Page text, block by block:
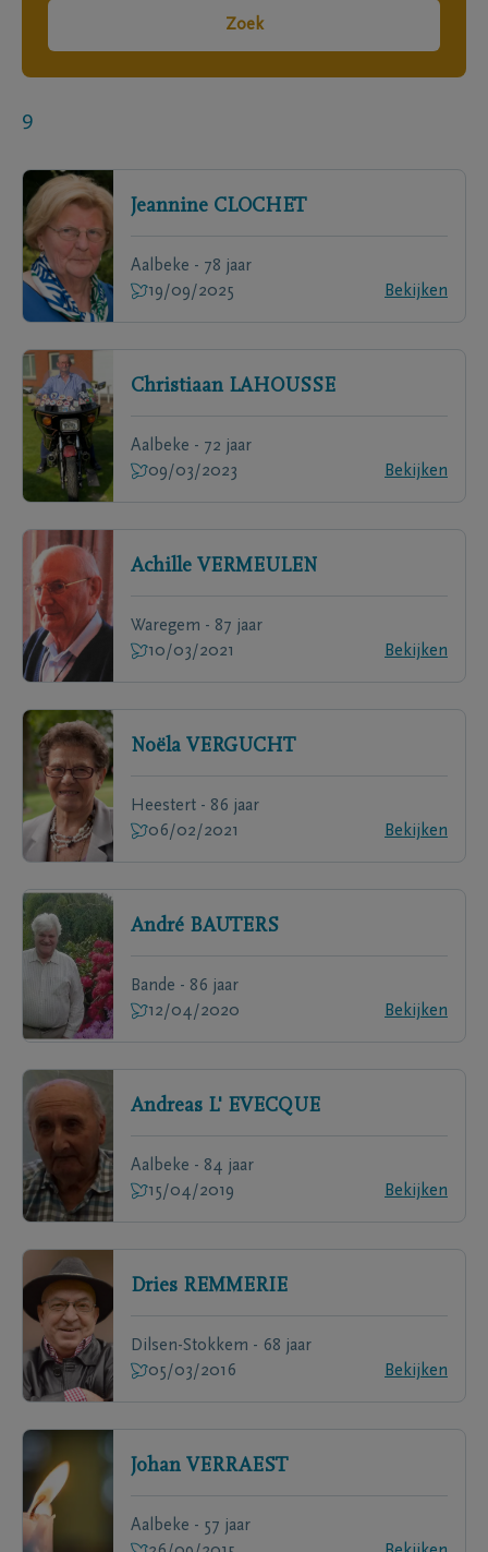
Zoek
9
Jeannine CLOCHET
Aalbeke - 78 jaar
19/09/2025
Bekijken
Christiaan LAHOUSSE
Aalbeke - 72 jaar
09/03/2023
Bekijken
Achille VERMEULEN
Waregem - 87 jaar
10/03/2021
Bekijken
Noëla VERGUCHT
Heestert - 86 jaar
06/02/2021
Bekijken
André BAUTERS
Bande - 86 jaar
12/04/2020
Bekijken
Andreas L' EVECQUE
Aalbeke - 84 jaar
15/04/2019
Bekijken
Dries REMMERIE
Dilsen-Stokkem - 68 jaar
05/03/2016
Bekijken
Johan VERRAEST
Aalbeke - 57 jaar